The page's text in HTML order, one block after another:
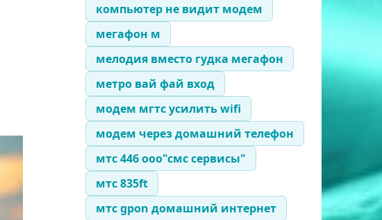
компьютер не видит модем
мегафон м
мелодия вместо гудка мегафон
метро вай фай вход
модем мгтс усилить wifi
модем через домашний телефон
мтс 446 ооо"смс сервисы"
мтс 835ft
мтс gpon домашний интернет